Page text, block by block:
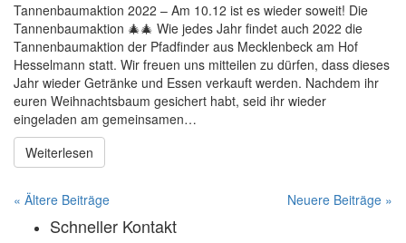
Tannenbaumaktion 2022 – Am 10.12 ist es wieder soweit! Die
Tannenbaumaktion 🎄🎄 Wie jedes Jahr findet auch 2022 die
Tannenbaumaktion der Pfadfinder aus Mecklenbeck am Hof
Hesselmann statt. Wir freuen uns mitteilen zu dürfen, dass dieses
Jahr wieder Getränke und Essen verkauft werden. Nachdem ihr
euren Weihnachtsbaum gesichert habt, seid ihr wieder
eingeladen am gemeinsamen…
Weiterlesen
« Ältere Beiträge Neuere Beiträge »
Schneller Kontakt